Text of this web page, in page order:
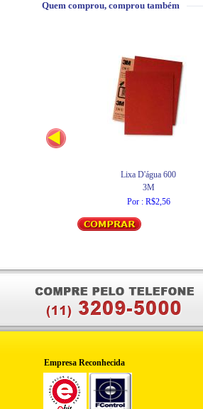
Quem comprou, comprou também
Lixa D'água 600
3M
Por : R$2,56
Empresa Reconhecida